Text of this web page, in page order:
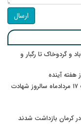
ارسال
و گردوخاک تا رگبار و
پیام رئیس کل دادگستری استان کرمان به مناسبت ۱۷ مردادماه سالروز شهادت